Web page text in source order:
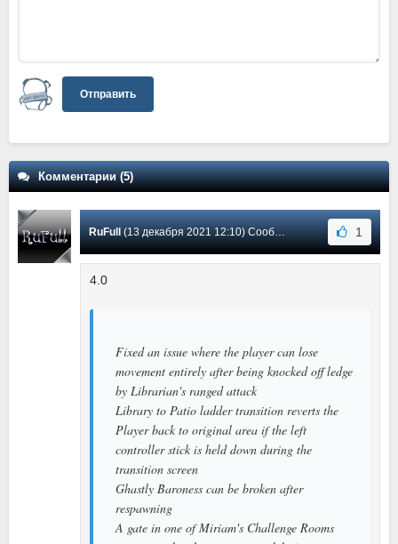
Отправить
Комментарии (5)
RuFull (13 декабря 2021 12:10) Сообщение #5 1
4.0
Fixed an issue where the player can lose
movement entirely after being knocked off ledge
by Librarian's ranged attack
Library to Patio ladder transition reverts the
Player back to original area if the left
controller stick is held down during the
transition screen
Ghastly Baroness can be broken after
respawning
A gate in one of Miriam's Challenge Rooms